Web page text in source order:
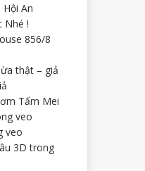
An
Nhé !
856/8
thật – giả
Tấm Mei
veo
veo
3D trong